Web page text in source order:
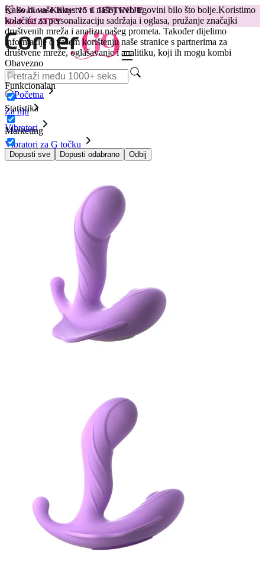
Kako bi vaše iskustvo u našoj web trgovini bilo što bolje.Koristimo
kolačiće za personalizaciju sadržaja i oglasa, pružanje značajki
društvenih mreža i analizu našeg prometa. Također dijelimo
informacije o vašem korištenju naše stranice s partnerima za
društvene mreže, oglašavanje i analitiku, koji ih mogu kombi
Obavezno
Funkcionalan
Statistika
Marketing
Dopusti sve Dopusti odabrano Odbij
😽Svakom Klitty: 15 € JEFTINIJE
Kod: KLITTY →
Početna
Za nju
Vibratori
Vibratori za G točku
Vibrator G-Spot Stimulate-Her